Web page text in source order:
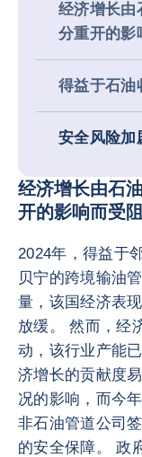
经济增长由
分重开的影
得益于石油
安全风险加
经济增长由石
开的影响而受阻
2024年，得益于
贝宁的跨境输油
量，该国经济表
放缓。 然而，经
动，该行业产能
济增长的贡献度
况的影响，而今
非石油管道公司
的安全保障。 政